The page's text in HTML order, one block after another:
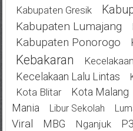
Kabupaten Gresik
Kabupaten Lumajang
Kabupaten Ponorogo
Kebakaran Kecelakaan
Kecelakaan Lalu Lintas
Kota Blitar Kota Malang
Mania
Libur Sekolah
Viral
MBG Nganjuk